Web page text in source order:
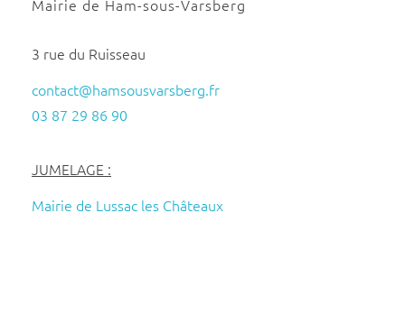
Mairie de Ham-sous-Varsberg
3 rue du Ruisseau
contact@hamsousvarsberg.fr
03 87 29 86 90
JUMELAGE :
Mairie de Lussac les Châteaux